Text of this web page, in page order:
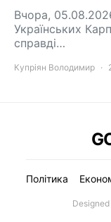
Вчора,
Українських
справді…
Купріян Володимир
Політика